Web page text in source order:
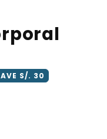
S/. 30